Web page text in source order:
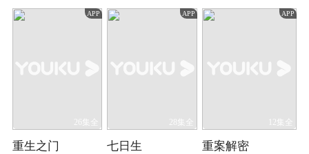
APP
26集全
重生之门
APP
28集全
七日生
APP
12集全
重案解密